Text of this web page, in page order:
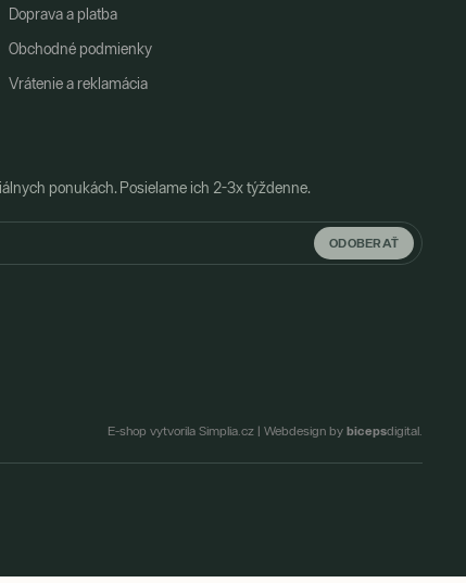
Doprava a platba
Obchodné podmienky
Vrátenie a reklamácia
ponukách. Posielame ich 2-3x týždenne.
ODOBERAŤ
E-shop vytvorila Simplia.cz | Webdesign by bicepsdigital.